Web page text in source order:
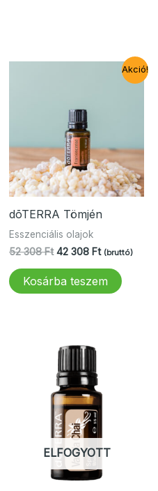
Akció!
dōTERRA Tömjén
Esszenciális olajok
52 308Ft Original
was:
52
42 308 FtCurrent
42
(bruttó)
Kosárba teszem
ELFOGYOTT